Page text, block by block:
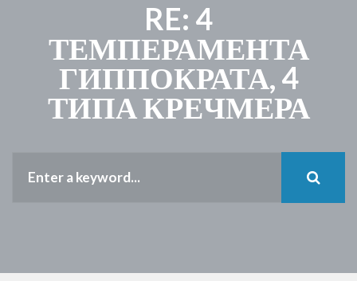
RE: 4
ТЕМПЕРАМЕНТА
ГИППОКРАТА, 4
ТИПА КРЕЧМЕРА